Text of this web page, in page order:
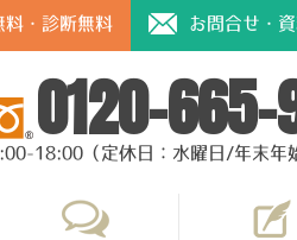
料・診断無料 お問合せ・
0120-
18:00（定休日：水曜日/年末年